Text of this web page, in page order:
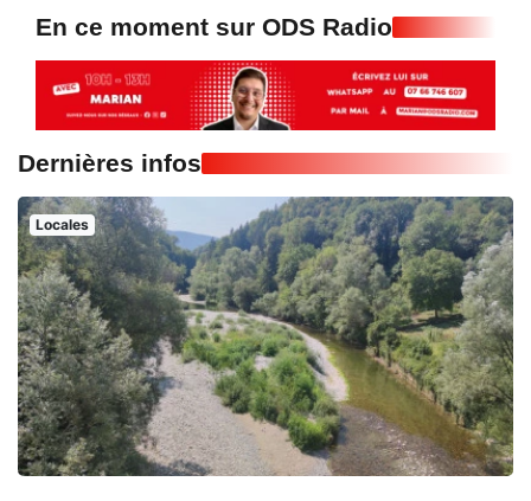
En ce moment sur ODS Radio
Dernières infos
Locales